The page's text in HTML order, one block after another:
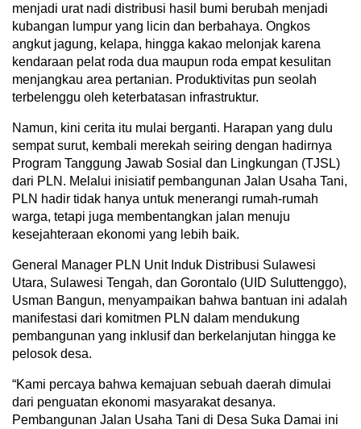
menjadi urat nadi distribusi hasil bumi berubah menjadi
kubangan lumpur yang licin dan berbahaya. Ongkos
angkut jagung, kelapa, hingga kakao melonjak karena
kendaraan pelat roda dua maupun roda empat kesulitan
menjangkau area pertanian. Produktivitas pun seolah
terbelenggu oleh keterbatasan infrastruktur.
Namun, kini cerita itu mulai berganti. Harapan yang dulu
sempat surut, kembali merekah seiring dengan hadirnya
Program Tanggung Jawab Sosial dan Lingkungan (TJSL)
dari PLN. Melalui inisiatif pembangunan Jalan Usaha Tani,
PLN hadir tidak hanya untuk menerangi rumah-rumah
warga, tetapi juga membentangkan jalan menuju
kesejahteraan ekonomi yang lebih baik.
General Manager PLN Unit Induk Distribusi Sulawesi
Utara, Sulawesi Tengah, dan Gorontalo (UID Suluttenggo),
Usman Bangun, menyampaikan bahwa bantuan ini adalah
manifestasi dari komitmen PLN dalam mendukung
pembangunan yang inklusif dan berkelanjutan hingga ke
pelosok desa.
“Kami percaya bahwa kemajuan sebuah daerah dimulai
dari penguatan ekonomi masyarakat desanya.
Pembangunan Jalan Usaha Tani di Desa Suka Damai ini